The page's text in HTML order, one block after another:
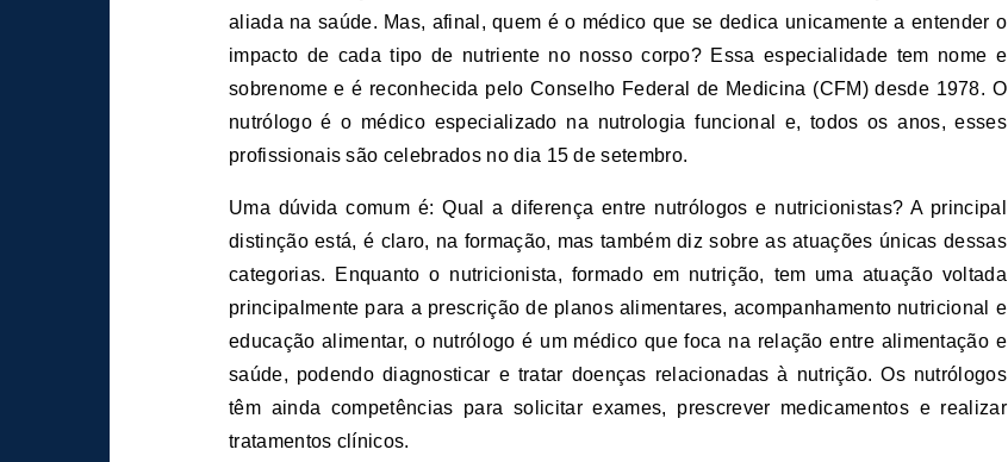
aliada na saúde. Mas, afinal, quem é o médico que se dedica unicamente a entender o
impacto de cada tipo de nutriente no nosso corpo? Essa especialidade tem nome e
sobrenome e é reconhecida pelo Conselho Federal de Medicina (CFM) desde 1978. O
nutrólogo é o médico especializado na nutrologia funcional e, todos os anos, esses
profissionais são celebrados no dia 15 de setembro.
Uma dúvida comum é: Qual a diferença entre nutrólogos e nutricionistas? A principal
distinção está, é claro, na formação, mas também diz sobre as atuações únicas dessas
categorias. Enquanto o nutricionista, formado em nutrição, tem uma atuação voltada
principalmente para a prescrição de planos alimentares, acompanhamento nutricional e
educação alimentar, o nutrólogo é um médico que foca na relação entre alimentação e
saúde, podendo diagnosticar e tratar doenças relacionadas à nutrição. Os nutrólogos
têm ainda competências para solicitar exames, prescrever medicamentos e realizar
tratamentos clínicos.